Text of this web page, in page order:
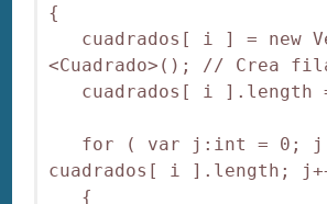
{
cuadrados[ i ] = new
<Cuadrado>(); // Crea
cuadrados[ i ].length
for ( var j:int = 0; j
cuadrados[ i ].length;
{